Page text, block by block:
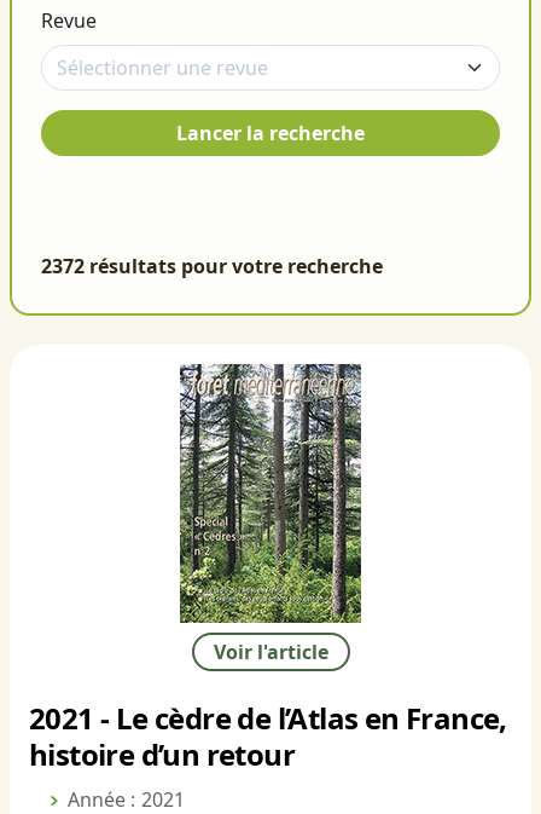
Revue
Lancer la recherche
2372 résultats pour votre recherche
Voir l'article
2021 - Le cèdre de l’Atlas en France,
histoire d’un retour
Année : 2021